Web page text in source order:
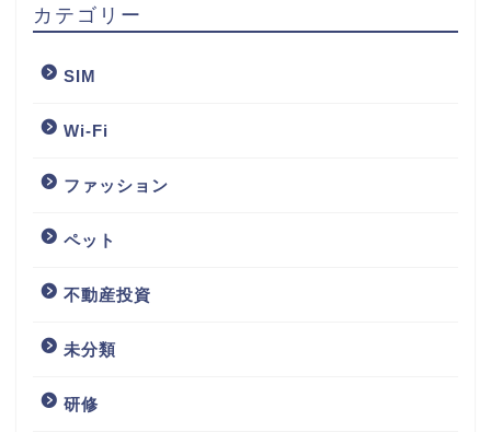
カテゴリー
SIM
Wi-Fi
ファッション
ペット
不動産投資
未分類
研修